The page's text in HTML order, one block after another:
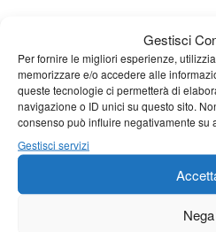
Gestisci
Per fornire le migliori esperienze,
memorizzare e/o accedere alle
queste tecnologie ci permetterà di
navigazione o ID unici su questo sito.
consenso può influire negativamente su
Gestisci servizi
Nega
Giornale di Barga Tv
Fornaci – Barga